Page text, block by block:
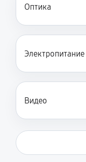
Оптика
Электропитание
Видео